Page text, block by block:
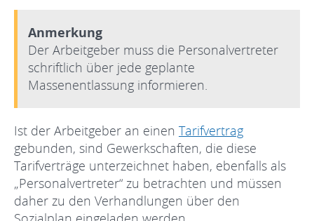
Anmerkung
Der Arbeitgeber muss die Personalvertreter
schriftlich über jede geplante
Massenentlassung informieren.
Ist der Arbeitgeber an einen Tarifvertrag
gebunden, sind Gewerkschaften, die diese
Tarifverträge unterzeichnet haben, ebenfalls als
„Personalvertreter“ zu betrachten und müssen
daher zu den Verhandlungen über den